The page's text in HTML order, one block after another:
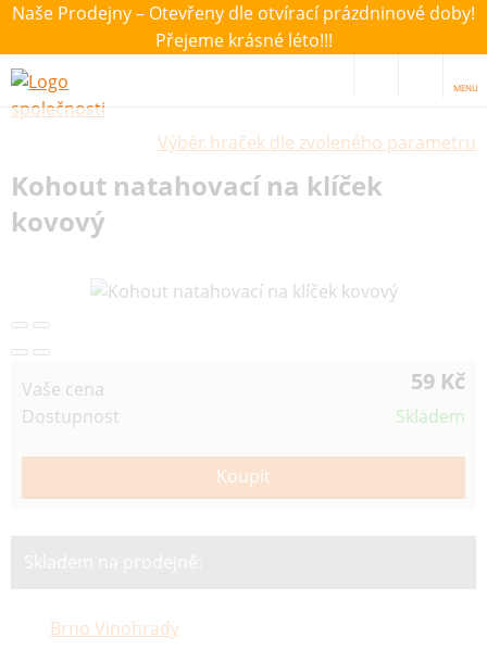
Naše Prodejny – Otevřeny dle otvírací prázdninové doby!
Přejeme krásné léto!!!
MENU
Výběr hraček dle zvoleného parametru
Kohout natahovací na klíček
kovový
Vaše cena 59 Kč
Dostupnost Skladem
Brno Vinohrady